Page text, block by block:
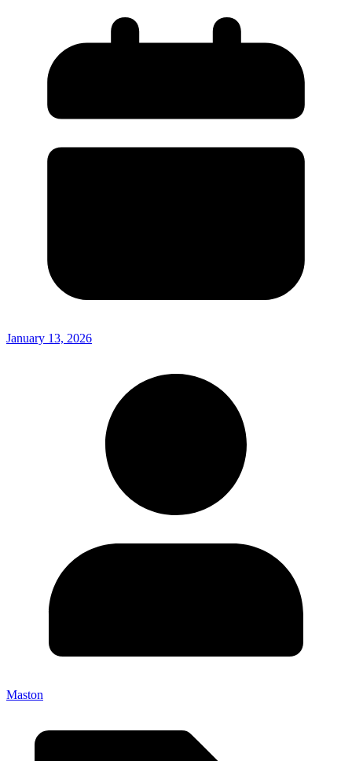
January 13, 2026
Maston